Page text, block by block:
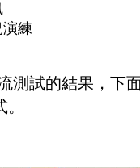
練
測試的結果，下